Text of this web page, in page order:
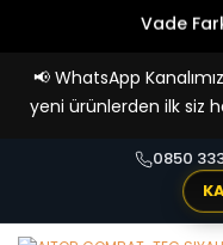
Vade
📢 WhatsApp
yeni ürünlerden ilk siz
0850